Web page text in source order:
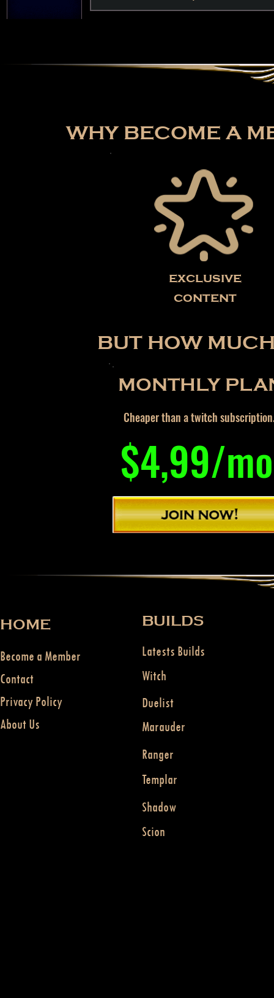
WHY BECOME A
exclusive
content
BUT HOW
MONTHLY
Cheaper than a twitch
$4,99/
HOME
Become a Member
Contact
Privacy Policy
About Us
BUILDS
Latests Builds
Witch
Duelist
Marauder
Ranger
Templar
Shadow
Scion